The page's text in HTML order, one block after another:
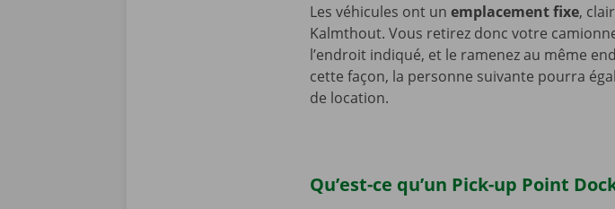
Les véhicules ont un emplacement fixe,
Kalmthout. Vous retirez donc votre
l’endroit indiqué, et le ramenez au même
cette façon, la personne suivante pourra
de location.
Qu’est-ce qu’un Pick-up Point